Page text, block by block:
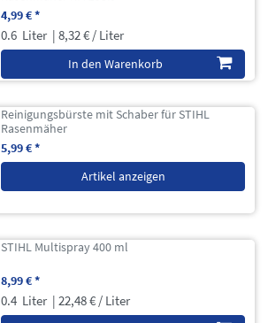
4,99 € *
0.6 Liter | 8,32 € / Liter
In den Warenkorb
Reinigungsbürste mit Schaber für STIHL
Rasenmäher
5,99 € *
Artikel anzeigen
STIHL Multispray 400 ml
8,99 € *
0.4 Liter | 22,48 € / Liter